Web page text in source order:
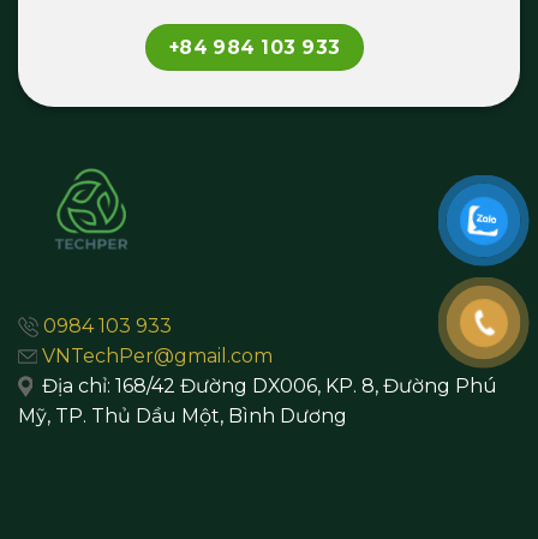
+84 984 103 933
0984 103 933
VNTechPer@gmail.com
Địa chỉ: 168/42 Đường DX006, KP. 8, Đường Phú
Mỹ, TP. Thủ Dầu Một, Bình Dương